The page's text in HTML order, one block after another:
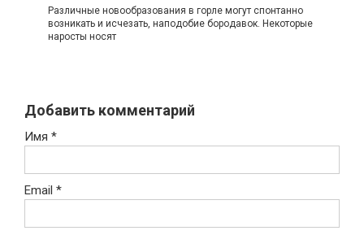
Различные новообразования в горле могут спонтанно
возникать и исчезать, наподобие бородавок. Некоторые
наросты носят
Добавить комментарий
Имя *
Email *